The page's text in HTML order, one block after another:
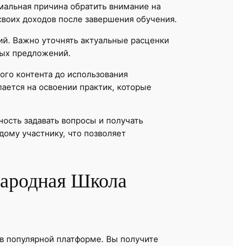
причина обратить внимание на
доходов после завершения обучения.
Важно уточнять актуальные расценки
предложений.
контента до использования
на освоении практик, которые
задавать вопросы и получать
участнику, что позволяет
Школа
популярной платформе. Вы получите